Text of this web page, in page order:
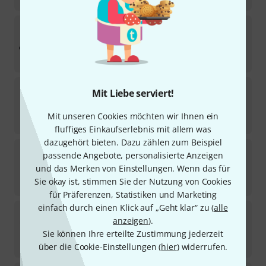
Mit Liebe serviert!
Mit unseren Cookies möchten wir Ihnen ein
fluffiges Einkaufserlebnis mit allem was
dazugehört bieten. Dazu zählen zum Beispiel
passende Angebote, personalisierte Anzeigen
und das Merken von Einstellungen. Wenn das für
Sie okay ist, stimmen Sie der Nutzung von Cookies
für Präferenzen, Statistiken und Marketing
einfach durch einen Klick auf „Geht klar“ zu (alle
anzeigen).
Sie können Ihre erteilte Zustimmung jederzeit
über die Cookie-Einstellungen (hier) widerrufen.
Harley BentonSpaceship Power 50C-B
12
Sofort lieferbar
€
127
9,90€
Harley BentonSpaceship Power 80-B
6
Sofort lieferbar
229 €
Harley BentonPowerPlant ISO-Adapter 12V3A
59
In 8–10 Wochen lieferbar
12,90€